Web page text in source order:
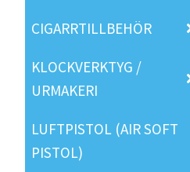
CIGARRTILLBEHÖR
KLOCKVERKTYG /
URMAKERI
LUFTPISTOL (AIR SOFT
PISTOL)